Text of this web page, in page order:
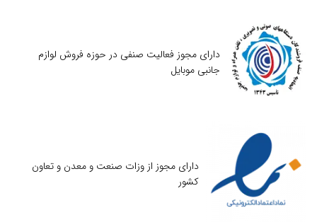
دارای مجوز فعالیت صنفی در حوزه فروش لوازم
جانبی موبایل
دارای مجوز از وزات صنعت و معدن و تعاون
کشور